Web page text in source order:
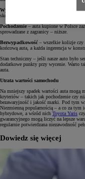
Wyposażenie dodatkowe
– jeśli nasz
skórzaną tapicerkę czy komplet kół
Pochodzenie – auta kupione w Polsce
sprowadzane z zagranicy – niższe.
Bezwypadkowość – wszelkie kolizje czy
końcową auta, a każda ingerencja w
Stan techniczny – jeśli nasze auto było
dodatkowe punkty przy wycenie. Warto
auta.
Utrata wartości samochodu
Na mniejszy spadek wartości auta mogą
kryteriów – takich jak pochodzenie czy
bezawaryjność i jakość marki. Pod tym
Niezmienną popularnością – a co za tym
hybrydowe, a wśród nich Toyota Yaris czy
gwarancyjnego mogą liczyć na lepsze
regularnie potwierdzana niezawodność
Dowiedz się więcej